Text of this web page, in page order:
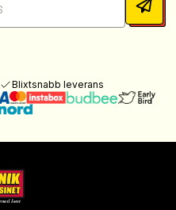
Blixtsnabb leverans